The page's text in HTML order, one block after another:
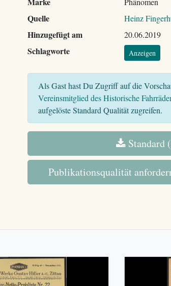
Quelle Heinz
Hinzugefügt am 20.06.2019
Schlagworte Anzeigen
Als Gast hast Du Zugriff auf die
Vereinsmitglied des Historische
aufgelöste Standard Qualität zugreifen.
Standard
Publikationsqualität